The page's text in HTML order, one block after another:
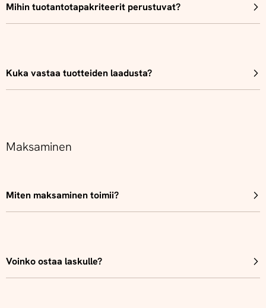
Mihin tuotantotapakriteerit perustuvat?
Kuka vastaa tuotteiden laadusta?
Maksaminen
Miten maksaminen toimii?
Voinko ostaa laskulle?